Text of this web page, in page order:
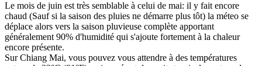
Le mois de juin est très semblable à celui de mai: il y fait encore
chaud (Sauf si la saison des pluies ne démarre plus tôt) la méteo se
déplace alors vers la saison pluvieuse complète apportant
généralement 90% d'humidité qui s'ajoute fortement à la chaleur
encore présente.
Sur Chiang Mai, vous pouvez vous attendre à des températures